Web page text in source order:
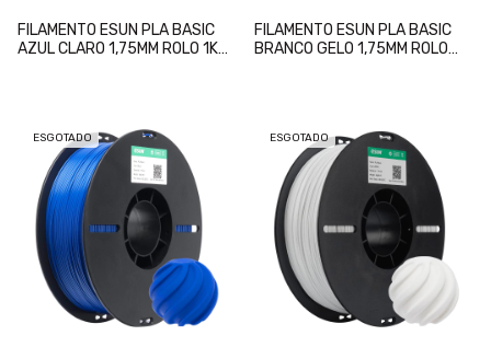
FILAMENTO ESUN PLA BASIC
AZUL CLARO 1,75MM ROLO 1KG
FILAMENTO ESUN PLA BASIC
BRANCO GELO 1,75MM ROLO
ESGOTADO ESGOTADO